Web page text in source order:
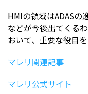
HMIの領域はADASの
などが今後出てくる
おいて、重要な役目
マレリ関連記事
マレリ公式サイト